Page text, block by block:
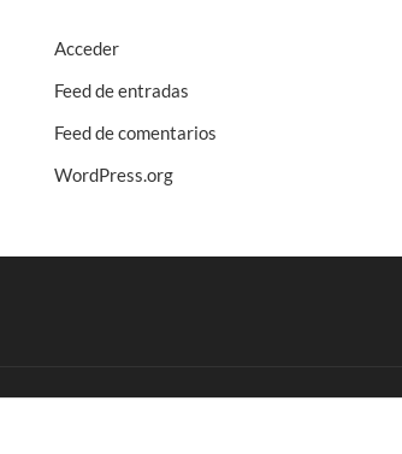
Acceder
Feed de entradas
Feed de comentarios
WordPress.org